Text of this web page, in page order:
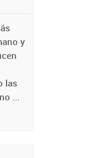
y
las
...